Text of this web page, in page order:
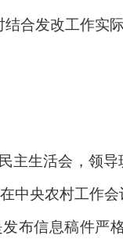
合发改工作实
主生活会，领
中央农村工作
布信息稿件严